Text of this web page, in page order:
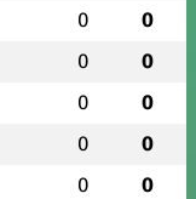
0 0
0 0
0 0
0 0
0 0